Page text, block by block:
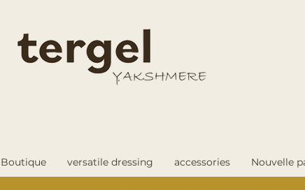
Boutique versatile dressing accessories Nouvelle